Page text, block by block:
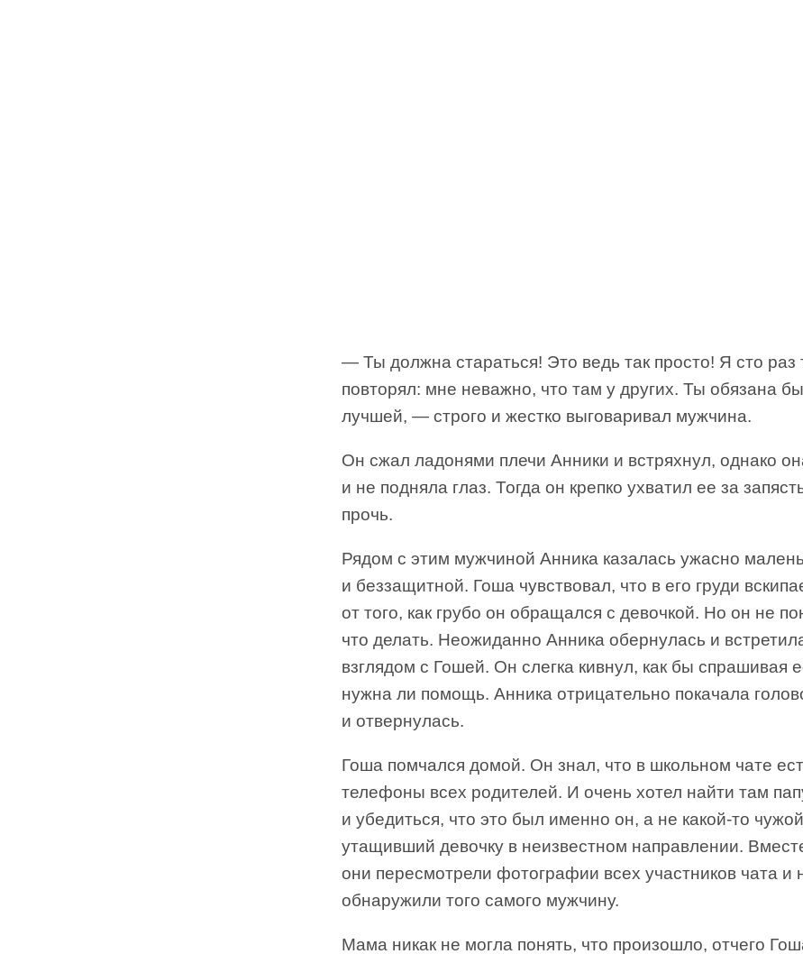
— Ты должна стараться! Это ведь так просто! Я сто раз
повторял: мне неважно, что там у других. Ты обязана
лучшей, — строго и жестко выговаривал мужчина.
Он сжал ладонями плечи Анники и встряхнул, однако
и не подняла глаз. Тогда он крепко ухватил ее за
прочь.
Рядом с этим мужчиной Анника казалась ужасно
и беззащитной. Гоша чувствовал, что в его груди
от того, как грубо он обращался с девочкой. Но он не
что делать. Неожиданно Анника обернулась и
взглядом с Гошей. Он слегка кивнул, как бы спрашивая
нужна ли помощь. Анника отрицательно покачала
и отвернулась.
Гоша помчался домой. Он знал, что в школьном чате
телефоны всех родителей. И очень хотел найти там
и убедиться, что это был именно он, а не какой-то
утащивший девочку в неизвестном направлении.
они пересмотрели фотографии всех участников чата и
обнаружили того самого мужчину.
Мама никак не могла понять, что произошло, отчего